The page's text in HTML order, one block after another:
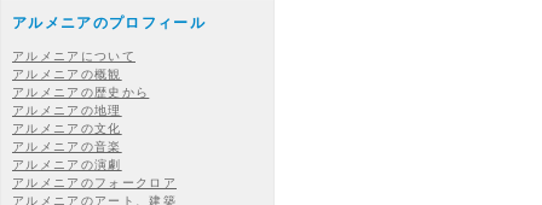
アルメニアのプロフィール
アルメニアについて
アルメニアの概観
アルメニアの歴史から
アルメニアの地理
アルメニアの文化
アルメニアの音楽
アルメニアの演劇
アルメニアのフォークロア
アルメニアのアート、建築